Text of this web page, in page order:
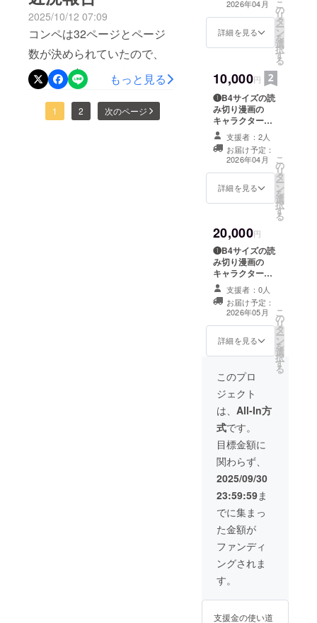
2025/10/12 07:09
コンペは32ページとページ
数が決められていたので、
なんとか収まるようにコマ
割りを詰め込んでしまって
いたので、只今、賞に出す
もっと見る
1 2 次のページ
り漫画の第１稿
ネーム（PDF
データ）
2026年04月
詳細を見る
こ
の
リ
タ
ー
ン
を
選
択
す
る
10,000円
❶B4サイズの読
み切り漫画の
キャラクターの
新規イラスト
（JPGデータ）
❷今回の読み切
り漫画の第1稿
ネーム（PDF
データ） ❸第2
支援者：2人
お届け予定：
2026年04月
詳細を見る
こ
の
リ
タ
ー
ン
を
選
択
す
る
20,000円
❶B4サイズの読
み切り漫画の
キャラクターの
新規イラスト
（JPGデータ）
❷今回の読み切
り漫画の第1稿
ネーム（PDF）
❸第2稿ネーム
のキャラクター
を描いた直筆ミ
ニ色紙
支援者：0人
お届け予定：
2026年05月
詳細を見る
こ
の
リ
タ
ー
ン
を
選
択
す
る
このプロ
ジェクト
は、 All-In方
式です。
目標金額に
関わらず、
2025/09/30
23:59:59ま
でに集まっ
た金額が
ファンディ
ングされま
す。
支援金の使い道